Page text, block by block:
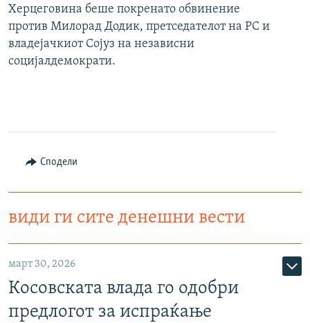
Херцеговина беше покренато обвинение
против Милорад Додик, претседателот на РС и
владејачкиот Сојуз на независни
социјалдемократи.
Сподели
види ги сите денешни вести
март 30, 2026
Косовската влада го одобри
предлогот за испраќање